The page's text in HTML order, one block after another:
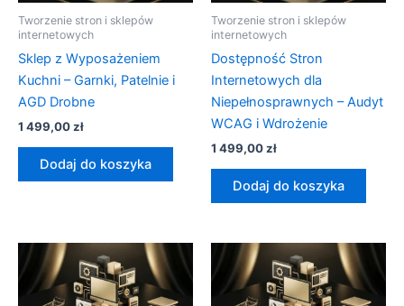
Tworzenie stron i sklepów
internetowych
Sklep z Wyposażeniem
Kuchni – Garnki, Patelnie i
AGD Drobne
1 499,00zł
Dodaj do koszyka
Tworzenie stron i sklepów
internetowych
Dostępność Stron
Internetowych dla
Niepełnosprawnych – Audyt
WCAG i Wdrożenie
1 499,00zł
Dodaj do koszyka